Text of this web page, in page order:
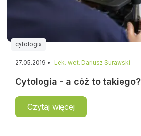
cytologia
27.05.2019 • Lek. wet. Dariusz Surawski
Cytologia - a cóż to takiego?
Czytaj więcej